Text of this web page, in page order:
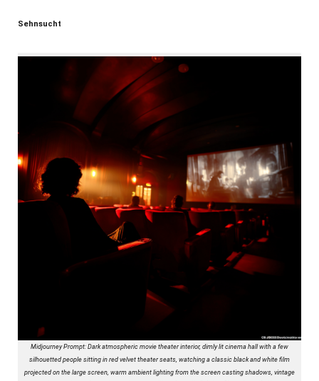
Sehnsucht
Midjourney Prompt: Dark atmospheric movie theater interior, dimly lit cinema hall with a few
silhouetted people sitting in red velvet theater seats, watching a classic black and white film
projected on the large screen, warm ambient lighting from the screen casting shadows, vintage